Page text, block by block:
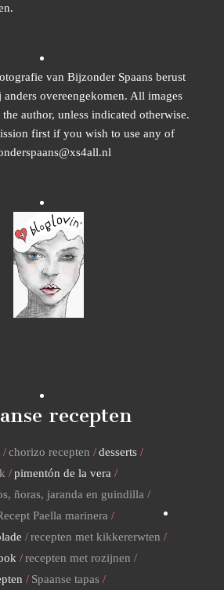
van Bijzonder Spaans berust
overeengekomen. All images
author, unless indicated otherwise.
first if you wish to use any of
recepten
chorizo recepten
desserts
pimentón de la vera
ñoras, jaranda en guindilla
Paella marinera
recepten met kikkererwten
recepten met rozijnen
Spaanse tapas